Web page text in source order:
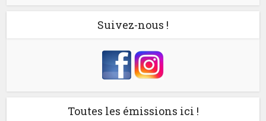
Suivez-nous !
Toutes les émissions ici !